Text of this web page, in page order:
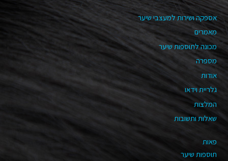
אספקה ושירות למעצבי שיער
מאמרים
מכונה לתוספות שיער
מספרה
אודות
גלריית וידאו
המלצות
שאלות ותשובות
פאות
תוספות שיער